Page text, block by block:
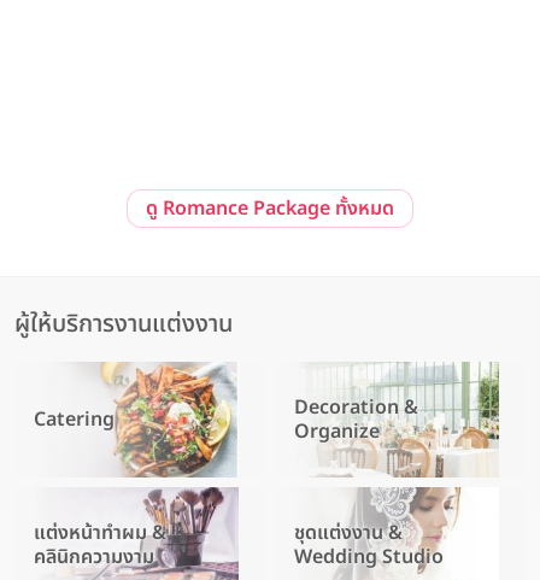
ดู Romance Package ทั้งหมด
ผู้ให้บริการงานแต่งงาน
Catering
Decoration &
Organize
แต่งหน้าทำผม &
คลินิกความงาม
ชุดแต่งงาน &
Wedding Studio